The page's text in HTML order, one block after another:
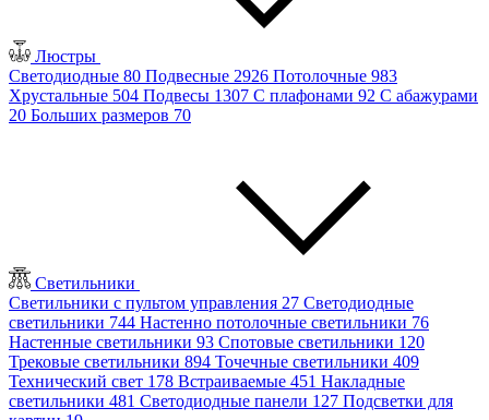
Люстры
Светодиодные 80 Подвесные 2926 Потолочные 983
Хрустальные 504 Подвесы 1307 С плафонами 92 С абажурами
20 Больших размеров 70
Светильники
Светильники с пультом управления 27 Светодиодные
светильники 744 Настенно потолочные светильники 76
Настенные светильники 93 Спотовые светильники 120
Трековые светильники 894 Точечные светильники 409
Технический свет 178 Встраиваемые 451 Накладные
светильники 481 Светодиодные панели 127 Подсветки для